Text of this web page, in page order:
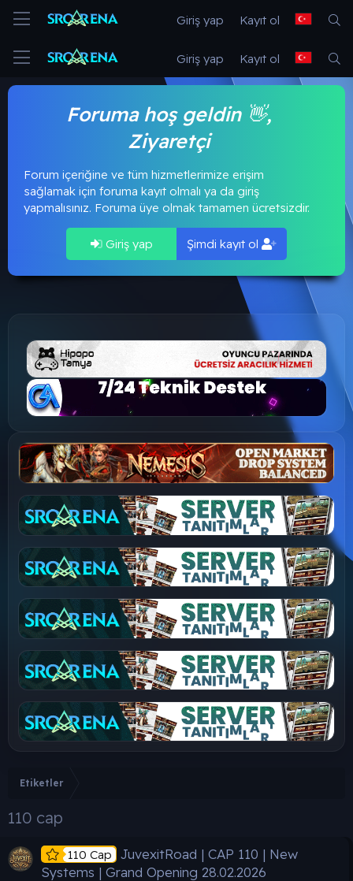
Giriş yap Kayıt ol
Giriş yap Kayıt ol
Foruma hoş geldin 👋,
Ziyaretçi
Forum içeriğine ve tüm hizmetlerimize erişim
sağlamak için foruma kayıt olmalı ya da giriş
yapmalısınız. Foruma üye olmak tamamen ücretsizdir.
Giriş yap Şimdi kayıt ol
Etiketler
110 cap
110 Cap
JuvexitRoad | CAP 110 | New
Systems | Grand Opening 28.02.2026